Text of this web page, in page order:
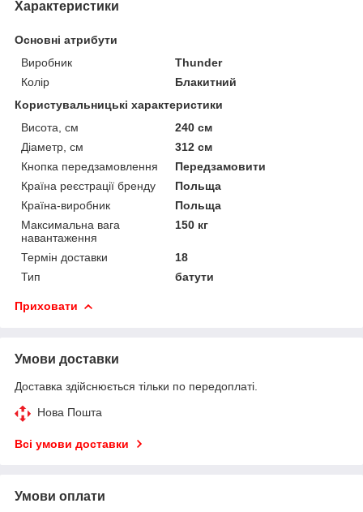
Характеристики
Основні атрибути
Виробник
Thunder
Колір
Блакитний
Користувальницькі характеристики
Висота, см
240 см
Діаметр, см
312 см
Кнопка передзамовлення
Передзамовити
Країна реєстрації бренду
Польща
Країна-виробник
Польща
Максимальна вага
навантаження
150 кг
Термін доставки
18
Тип
батути
Приховати
Умови доставки
Доставка здійснюється тільки по передоплаті.
Нова Пошта
Всі умови доставки
Умови оплати